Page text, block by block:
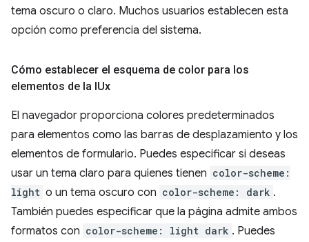
tema oscuro o claro. Muchos usuarios establecen esta
opción como preferencia del sistema.
Cómo establecer el esquema de color para los
elementos de la IUx
El navegador proporciona colores predeterminados
para elementos como las barras de desplazamiento y los
elementos de formulario. Puedes especificar si deseas
usar un tema claro para quienes tienen color-scheme:
light o un tema oscuro con color-scheme: dark .
También puedes especificar que la página admite ambos
formatos con color-scheme: light dark . Puedes